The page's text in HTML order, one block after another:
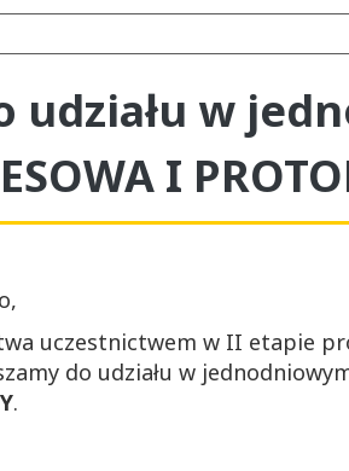
udziału w
I
uczestnictwem w II etapie
do udziału w
.